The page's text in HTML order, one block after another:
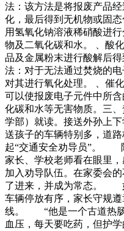
法：该方法是将报废产品
化，最后得到无机物或固
用氢氧化钠溶液稀硝酸进
物及二氧化碳和水。 、酸
品及金属粉末进行酸解后
法：对于无法通过焚烧的
对其进行氧化处理。 、催
可以使报废电子元件中所
化碳和水等无害物质。三
学部）就读。接送外孙上
送孩子的车辆特别多，道
起“交通安全劝导员”。
家长、学校老师看在眼里
加入劝导队伍。在家委会
了进来，并成为常态。
车辆停放有序，家长守规
线。 “他是一个古道热肠
血压，每天要吃药，但护